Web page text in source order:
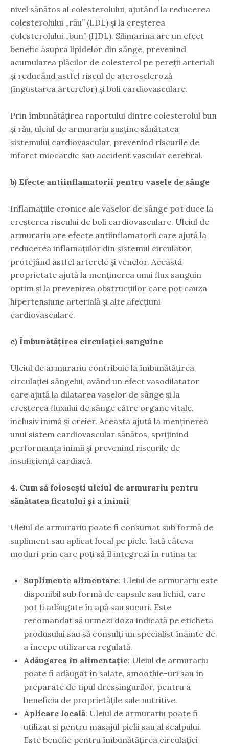
nivel sănătos al colesterolului, ajutând la reducerea
colesterolului „rău” (LDL) și la creșterea
colesterolului „bun” (HDL). Silimarina are un efect
benefic asupra lipidelor din sânge, prevenind
acumularea plăcilor de colesterol pe pereții arteriali
și reducând astfel riscul de ateroscleroză
(îngustarea arterelor) și boli cardiovasculare.
Prin îmbunătățirea raportului dintre colesterolul bun
și rău, uleiul de armurariu susține sănătatea
sistemului cardiovascular, prevenind riscurile de
infarct miocardic sau accident vascular cerebral.
b) Efecte antiinflamatorii pentru vasele de sânge
Inflamațiile cronice ale vaselor de sânge pot duce la
creșterea riscului de boli cardiovasculare. Uleiul de
armurariu are efecte antiinflamatorii care ajută la
reducerea inflamațiilor din sistemul circulator,
protejând astfel arterele și venelor. Această
proprietate ajută la menținerea unui flux sanguin
optim și la prevenirea obstrucțiilor care pot cauza
hipertensiune arterială și alte afecțiuni
cardiovasculare.
c) Îmbunătățirea circulației sanguine
Uleiul de armurariu contribuie la îmbunătățirea
circulației sângelui, având un efect vasodilatator
care ajută la dilatarea vaselor de sânge și la
creșterea fluxului de sânge către organe vitale,
inclusiv inimă și creier. Aceasta ajută la menținerea
unui sistem cardiovascular sănătos, sprijinind
performanța inimii și prevenind riscurile de
insuficiență cardiacă.
4. Cum să folosești uleiul de armurariu pentru
sănătatea ficatului și a inimii
Uleiul de armurariu poate fi consumat sub formă de
supliment sau aplicat local pe piele. Iată câteva
moduri prin care poți să îl integrezi în rutina ta:
Suplimente alimentare: Uleiul de armurariu este
disponibil sub formă de capsule sau lichid, care
pot fi adăugate în apă sau sucuri. Este
recomandat să urmezi doza indicată pe eticheta
produsului sau să consulți un specialist înainte de
a începe utilizarea regulată.
Adăugarea în alimentație: Uleiul de armurariu
poate fi adăugat în salate, smoothie-uri sau în
preparate de tipul dressingurilor, pentru a
beneficia de proprietățile sale nutritive.
Aplicare locală: Uleiul de armurariu poate fi
utilizat și pentru masajul pielii sau al scalpului.
Este benefic pentru îmbunătățirea circulației